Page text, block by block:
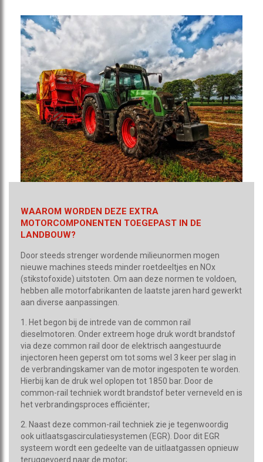
WAAROM WORDEN DEZE EXTRA
MOTORCOMPONENTEN TOEGEPAST IN DE
LANDBOUW?
Door steeds strenger wordende milieunormen mogen
nieuwe machines steeds minder roetdeeltjes en NOx
(stikstofoxide) uitstoten. Om aan deze normen te voldoen,
hebben alle motorfabrikanten de laatste jaren hard gewerkt
aan diverse aanpassingen.
1. Het begon bij de intrede van de common rail
dieselmotoren. Onder extreem hoge druk wordt brandstof
via deze common rail door de elektrisch aangestuurde
injectoren heen geperst om tot soms wel 3 keer per slag in
de verbrandingskamer van de motor ingespoten te worden.
Hierbij kan de druk wel oplopen tot 1850 bar. Door de
common-rail techniek wordt brandstof beter verneveld en is
het verbrandingsproces efficiënter;
2. Naast deze common-rail techniek zie je tegenwoordig
ook uitlaatsgascirculatiesystemen (EGR). Door dit EGR
systeem wordt een gedeelte van de uitlaatgassen opnieuw
teruggevoerd naar de motor;